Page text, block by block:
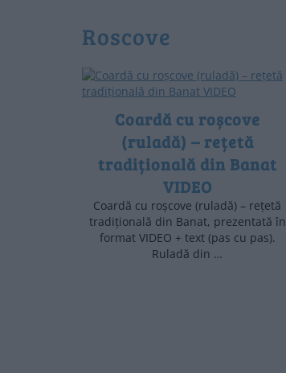
roscove
Coardă cu roșcove
(ruladă) – rețetă
tradițională din Banat
VIDEO
Coardă cu roșcove (ruladă) – rețetă
tradițională din Banat, prezentată în
format VIDEO + text (pas cu pas).
Ruladă din …